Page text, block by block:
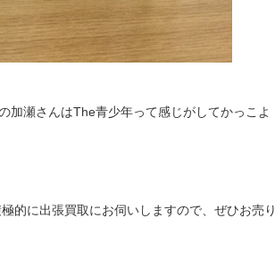
加瀬さんはThe青少年って感じがしてかっこよ
的に出張買取にお伺いしますので、ぜひお売り